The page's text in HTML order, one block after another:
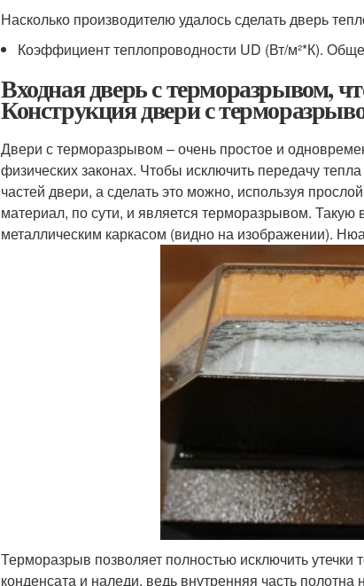
Насколько производителю удалось сделать дверь
Коэффициент теплопроводности UD (Вт/м²*К).
Входная дверь с терморазрывом,
Конструкция двери с
Двери с терморазрывом – очень простое и
физических законах. Чтобы исключить передачу
частей двери, а сделать это можно, используя
материал, по сути, и является терморазрывом.
металлическим каркасом (видно на изображении).
Терморазрыв позволяет полностью исключить
конденсата и наледи, ведь внутренняя часть